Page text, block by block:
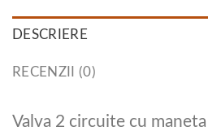
DESCRIERE
RECENZII (0)
Valva 2 circuite cu